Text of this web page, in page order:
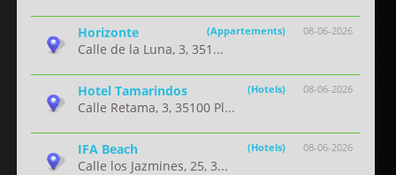
08-06-2026
Horizonte (Appartements)
Calle de la Luna, 3, 351...
08-06-2026
Hotel Tamarindos (Hotels)
Calle Retama, 3, 35100 Pl...
08-06-2026
IFA Beach (Hotels)
Calle los Jazmines, 25, 3...